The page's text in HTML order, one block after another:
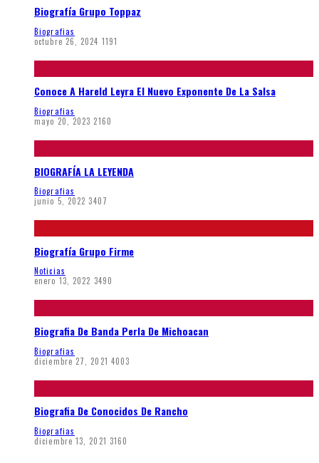
Biografía Grupo Toppaz
Biografias
octubre 26, 2024 1191
Conoce A Hareld Leyra El Nuevo Exponente De La Salsa
Biografias
mayo 20, 2023 2160
BIOGRAFÍA LA LEYENDA
Biografias
junio 5, 2022 3407
Biografía Grupo Firme
Noticias
enero 13, 2022 3490
Biografia De Banda Perla De Michoacan
Biografias
diciembre 27, 2021 4003
Biografia De Conocidos De Rancho
Biografias
diciembre 13, 2021 3160